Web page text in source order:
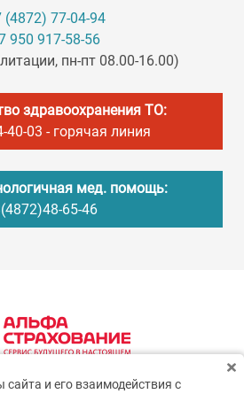
(4872) 77-04-94
950 917-58-56
пн-пт 08.00-16.00)
здравоохранения ТО:
40-03 - горячая линия
мед. помощь:
65-46
и его взаимодействия с